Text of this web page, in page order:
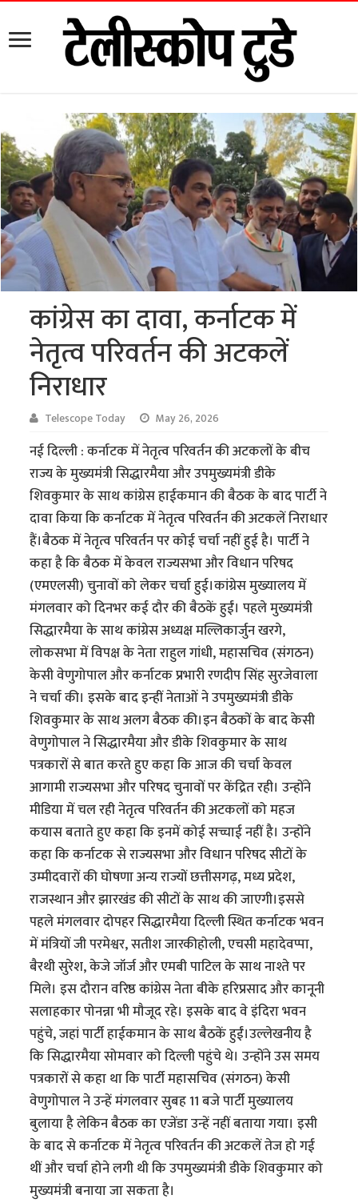
कांग्रेस का दावा, कर्नाटक में
नेतृत्व परिवर्तन की अटकलें
निराधार
Telescope Today May 26, 2026
नई दिल्ली : कर्नाटक में नेतृत्व परिवर्तन की अटकलों के बीच
राज्य के मुख्यमंत्री सिद्धारमैया और उपमुख्यमंत्री डीके
शिवकुमार के साथ कांग्रेस हाईकमान की बैठक के बाद पार्टी ने
दावा किया कि कर्नाटक में नेतृत्व परिवर्तन की अटकलें निराधार
हैं।बैठक में नेतृत्व परिवर्तन पर कोई चर्चा नहीं हुई है। पार्टी ने
कहा है कि बैठक में केवल राज्यसभा और विधान परिषद
(एमएलसी) चुनावों को लेकर चर्चा हुई।कांग्रेस मुख्यालय में
मंगलवार को दिनभर कई दौर की बैठकें हुईं। पहले मुख्यमंत्री
सिद्धारमैया के साथ कांग्रेस अध्यक्ष मल्लिकार्जुन खरगे,
लोकसभा में विपक्ष के नेता राहुल गांधी, महासचिव (संगठन)
केसी वेणुगोपाल और कर्नाटक प्रभारी रणदीप सिंह सुरजेवाला
ने चर्चा की। इसके बाद इन्हीं नेताओं ने उपमुख्यमंत्री डीके
शिवकुमार के साथ अलग बैठक की।इन बैठकों के बाद केसी
वेणुगोपाल ने सिद्धारमैया और डीके शिवकुमार के साथ
पत्रकारों से बात करते हुए कहा कि आज की चर्चा केवल
आगामी राज्यसभा और परिषद चुनावों पर केंद्रित रही। उन्होंने
मीडिया में चल रही नेतृत्व परिवर्तन की अटकलों को महज
कयास बताते हुए कहा कि इनमें कोई सच्चाई नहीं है। उन्होंने
कहा कि कर्नाटक से राज्यसभा और विधान परिषद सीटों के
उम्मीदवारों की घोषणा अन्य राज्यों छत्तीसगढ़, मध्य प्रदेश,
राजस्थान और झारखंड की सीटों के साथ की जाएगी।इससे
पहले मंगलवार दोपहर सिद्धारमैया दिल्ली स्थित कर्नाटक भवन
में मंत्रियों जी परमेश्वर, सतीश जारकीहोली, एचसी महादेवप्पा,
बैरथी सुरेश, केजे जॉर्ज और एमबी पाटिल के साथ नाश्ते पर
मिले। इस दौरान वरिष्ठ कांग्रेस नेता बीके हरिप्रसाद और कानूनी
सलाहकार पोनन्ना भी मौजूद रहे। इसके बाद वे इंदिरा भवन
पहुंचे, जहां पार्टी हाईकमान के साथ बैठकें हुईं।उल्लेखनीय है
कि सिद्धारमैया सोमवार को दिल्ली पहुंचे थे। उन्होंने उस समय
पत्रकारों से कहा था कि पार्टी महासचिव (संगठन) केसी
वेणुगोपाल ने उन्हें मंगलवार सुबह 11 बजे पार्टी मुख्यालय
बुलाया है लेकिन बैठक का एजेंडा उन्हें नहीं बताया गया। इसी
के बाद से कर्नाटक में नेतृत्व परिवर्तन की अटकलें तेज हो गई
थीं और चर्चा होने लगी थी कि उपमुख्यमंत्री डीके शिवकुमार को
मुख्यमंत्री बनाया जा सकता है।